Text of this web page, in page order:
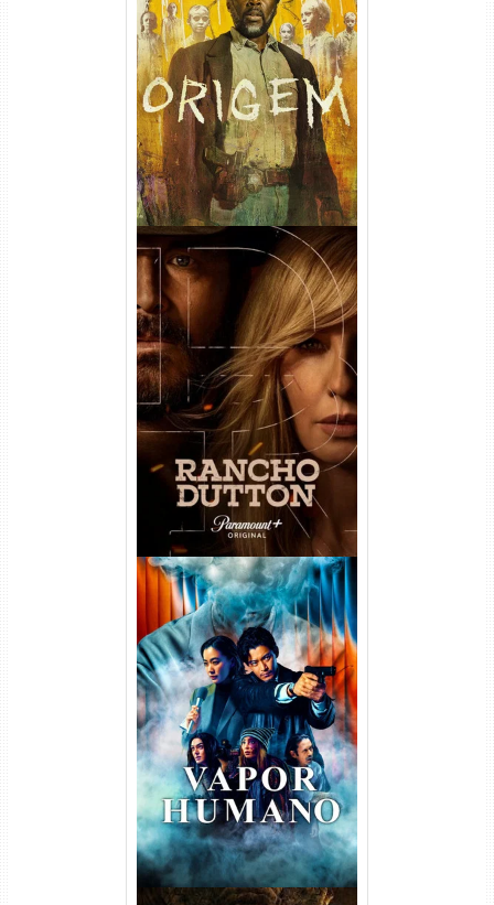
Origem 4ª Temporada Torrent
(2026) WEB-DL 1080p/4K
Dual Áudio
Rancho Dutton 1ª
Temporada Torrent (2026)
WEB-DL 1080p Dual Áudio
Vapor Humano 1ª Temporada
Torrent (2026) WEB-DL 1080p
Dual Áudio